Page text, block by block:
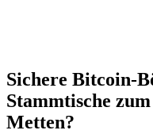
Sichere Bitcoin-
Stammtische
Metten?